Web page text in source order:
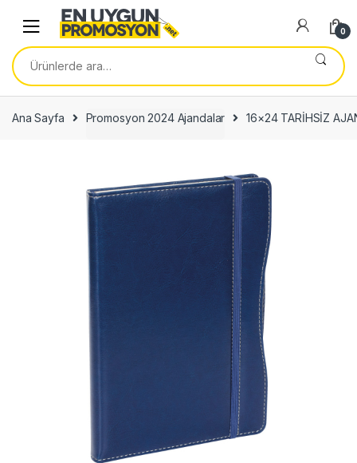
navigation
content
0
Ara:
Ana Sayfa Promosyon 2024 Ajandalar 16×24 TARİHSİZ